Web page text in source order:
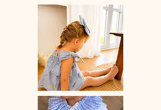
♡Blouse à manches courtes et en
option col élastiqué dans le même
tissu ou en broderie anglaise.
La broderie peut différer selon les
stocks.
♡ Le délai de fabrication est de 15 à
28 jours ouvrés selon les commandes
en cours.